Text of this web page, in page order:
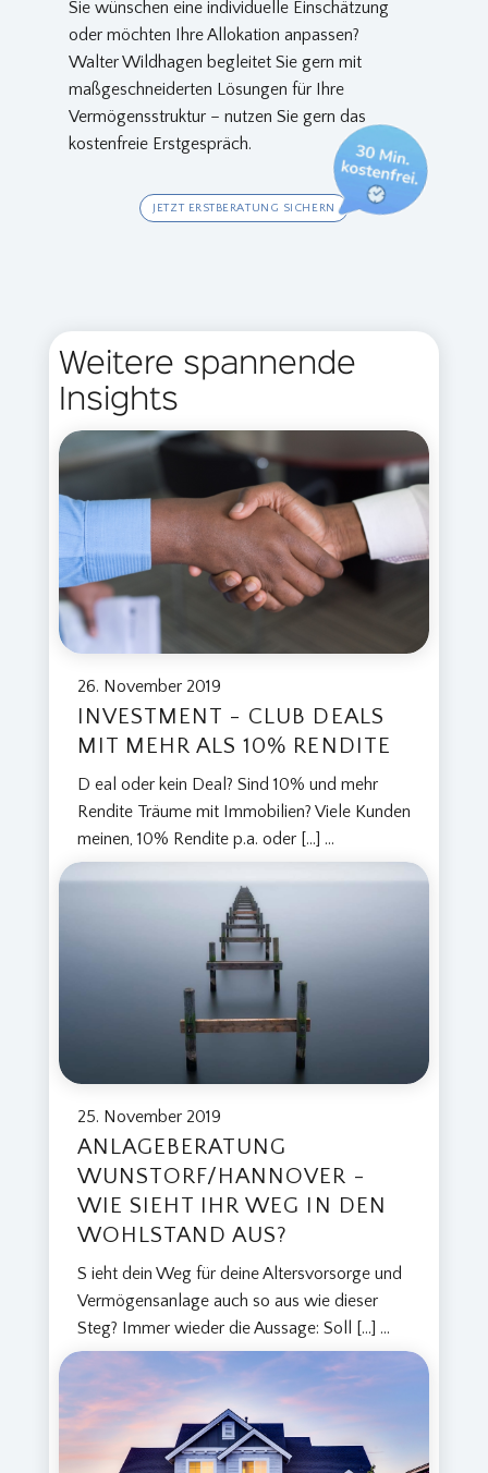
Sie wünschen eine individuelle Einschätzung
oder möchten Ihre Allokation anpassen?
Walter Wildhagen begleitet Sie gern mit
maßgeschneiderten Lösungen für Ihre
Vermögensstruktur – nutzen Sie gern das
kostenfreie Erstgespräch.
JETZT ERSTBERATUNG SICHERN
Weitere spannende
Insights
26. November 2019
INVESTMENT - CLUB DEALS
MIT MEHR ALS 10% RENDITE
D eal oder kein Deal? Sind 10% und mehr
Rendite Träume mit Immobilien? Viele Kunden
meinen, 10% Rendite p.a. oder […] ...
25. November 2019
ANLAGEBERATUNG
WUNSTORF/HANNOVER -
WIE SIEHT IHR WEG IN DEN
WOHLSTAND AUS?
S ieht dein Weg für deine Altersvorsorge und
Vermögensanlage auch so aus wie dieser
Steg? Immer wieder die Aussage: Soll […] ...